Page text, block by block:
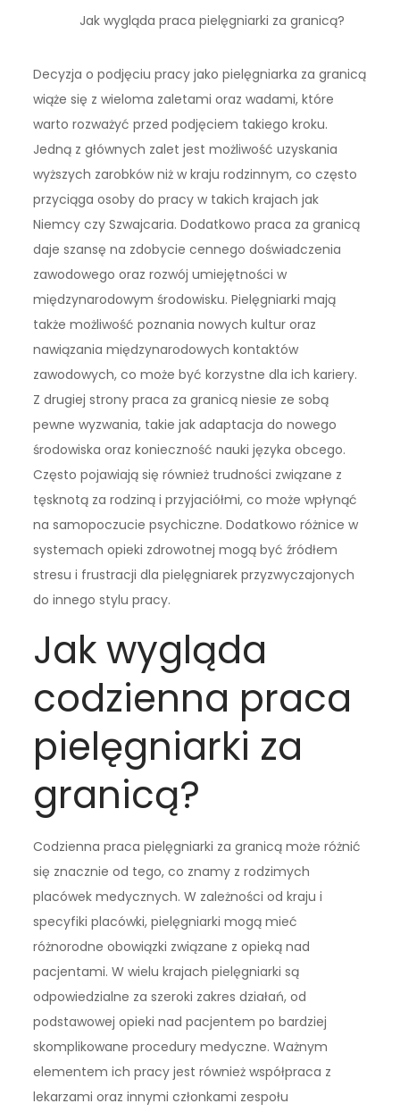
Jak wygląda praca pielęgniarki za granicą?
Decyzja o podjęciu pracy jako pielęgniarka za granicą
wiąże się z wieloma zaletami oraz wadami, które
warto rozważyć przed podjęciem takiego kroku.
Jedną z głównych zalet jest możliwość uzyskania
wyższych zarobków niż w kraju rodzinnym, co często
przyciąga osoby do pracy w takich krajach jak
Niemcy czy Szwajcaria. Dodatkowo praca za granicą
daje szansę na zdobycie cennego doświadczenia
zawodowego oraz rozwój umiejętności w
międzynarodowym środowisku. Pielęgniarki mają
także możliwość poznania nowych kultur oraz
nawiązania międzynarodowych kontaktów
zawodowych, co może być korzystne dla ich kariery.
Z drugiej strony praca za granicą niesie ze sobą
pewne wyzwania, takie jak adaptacja do nowego
środowiska oraz konieczność nauki języka obcego.
Często pojawiają się również trudności związane z
tęsknotą za rodziną i przyjaciółmi, co może wpłynąć
na samopoczucie psychiczne. Dodatkowo różnice w
systemach opieki zdrowotnej mogą być źródłem
stresu i frustracji dla pielęgniarek przyzwyczajonych
do innego stylu pracy.
Jak wygląda
codzienna praca
pielęgniarki za
granicą?
Codzienna praca pielęgniarki za granicą może różnić
się znacznie od tego, co znamy z rodzimych
placówek medycznych. W zależności od kraju i
specyfiki placówki, pielęgniarki mogą mieć
różnorodne obowiązki związane z opieką nad
pacjentami. W wielu krajach pielęgniarki są
odpowiedzialne za szeroki zakres działań, od
podstawowej opieki nad pacjentem po bardziej
skomplikowane procedury medyczne. Ważnym
elementem ich pracy jest również współpraca z
lekarzami oraz innymi członkami zespołu